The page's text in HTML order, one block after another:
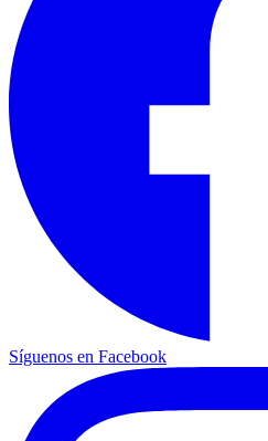
Síguenos en Facebook